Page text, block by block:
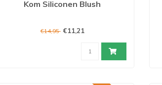
Kom Siliconen Blush
€14,95 €11,21